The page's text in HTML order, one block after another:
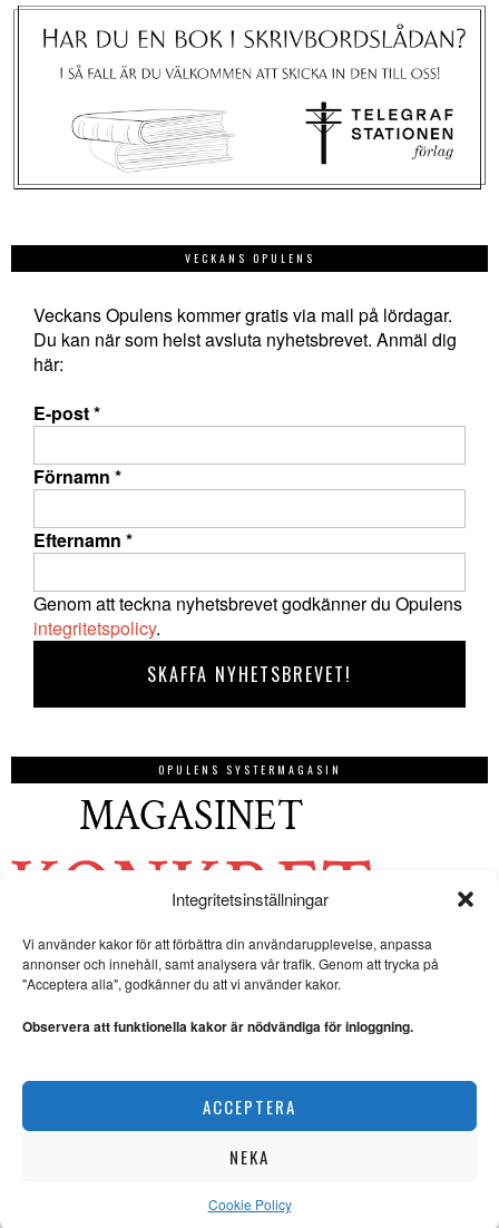
Integritetsinställningar
Vi använder kakor för att förbättra din användarupplevelse, anpassa
annonser och innehåll, samt analysera vår trafik. Genom att trycka på
"Acceptera alla", godkänner du att vi använder kakor.
Observera att funktionella kakor är nödvändiga för inloggning.
ACCEPTERA
NEKA
Cookie Policy
VECKANS OPULENS
Veckans Opulens kommer gratis via mail på lördagar.
Du kan när som helst avsluta nyhetsbrevet. Anmäl dig
här:
E-post*
Förnamn *
Efternamn *
Genom att teckna nyhetsbrevet godkänner du Opulens
integritetspolicy.
OPULENS SYSTERMAGASIN